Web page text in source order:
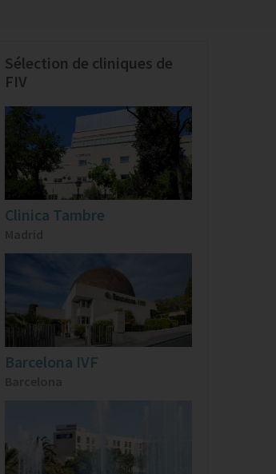
Sélection de cliniques de
FIV
Clinica Tambre
Barcelona IVF